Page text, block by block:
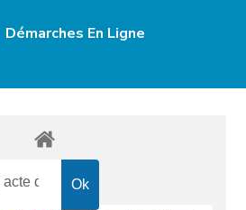
Démarches En Ligne